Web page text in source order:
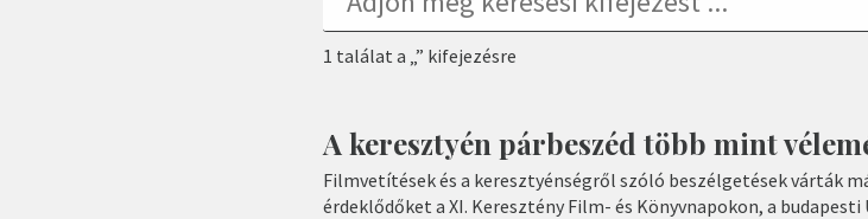
1 találat a „” kifejezésre
A keresztyén párbeszéd több mint
Filmvetítések és a keresztyénségről szóló beszélgetések várták
érdeklődőket a XI. Keresztény Film- és Könyvnapokon, a budapesti